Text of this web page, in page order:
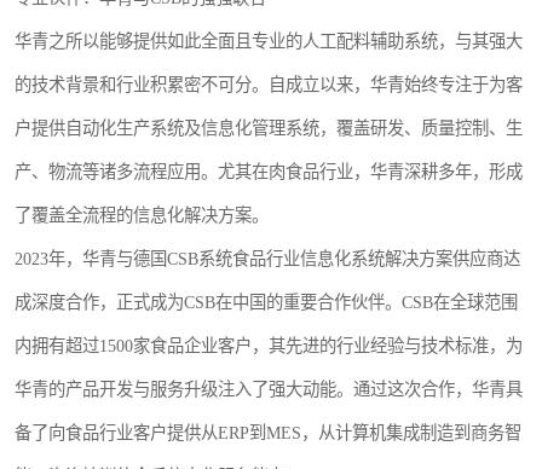
华青之所以能够提供如此全面且专业的人工配料辅助系统，与其强大
的技术背景和行业积累密不可分。自成立以来，华青始终专注于为客
户提供自动化生产系统及信息化管理系统，覆盖研发、质量控制、生
产、物流等诸多流程应用。尤其在肉食品行业，华青深耕多年，形成
了覆盖全流程的信息化解决方案。
2023年，华青与德国CSB系统食品行业信息化系统解决方案供应商达
成深度合作，正式成为CSB在中国的重要合作伙伴。CSB在全球范围
内拥有超过1500家食品企业客户，其先进的行业经验与技术标准，为
华青的产品开发与服务升级注入了强大动能。通过这次合作，华青具
备了向食品行业客户提供从ERP到MES，从计算机集成制造到商务智